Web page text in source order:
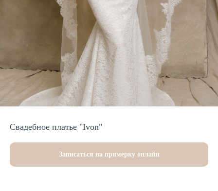
Свадебное платье "Ivon"
Записаться на примерку онлайн